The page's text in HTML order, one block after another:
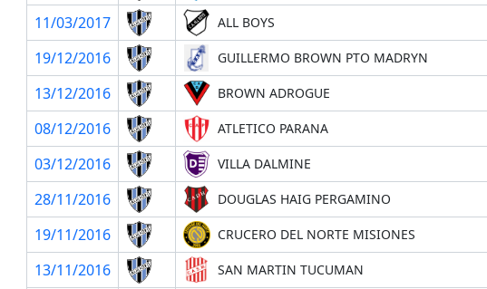
11/03/2017
ALL BOYS
19/12/2016
GUILLERMO BROWN PTO MADRYN
13/12/2016
BROWN ADROGUE
08/12/2016
ATLETICO PARANA
03/12/2016
VILLA DALMINE
28/11/2016
DOUGLAS HAIG PERGAMINO
19/11/2016
CRUCERO DEL NORTE MISIONES
13/11/2016
SAN MARTIN TUCUMAN